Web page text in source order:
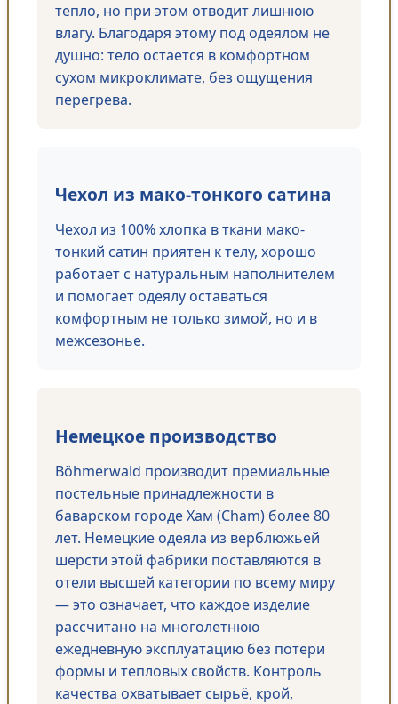
тепло, но при этом отводит лишнюю
влагу. Благодаря этому под одеялом не
душно: тело остается в комфортном
сухом микроклимате, без ощущения
перегрева.
Чехол из мако-тонкого сатина
Чехол из 100% хлопка в ткани мако-
тонкий сатин приятен к телу, хорошо
работает с натуральным наполнителем
и помогает одеялу оставаться
комфортным не только зимой, но и в
межсезонье.
Немецкое производство
Böhmerwald производит премиальные
постельные принадлежности в
баварском городе Хам (Cham) более 80
лет. Немецкие одеяла из верблюжьей
шерсти этой фабрики поставляются в
отели высшей категории по всему миру
— это означает, что каждое изделие
рассчитано на многолетнюю
ежедневную эксплуатацию без потери
формы и тепловых свойств. Контроль
качества охватывает сырьё, крой,